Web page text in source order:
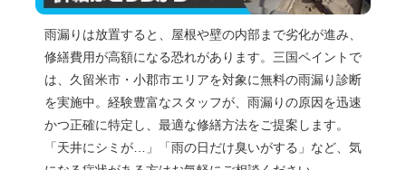
雨漏りは放置すると、屋根や壁の内部まで劣化が進み、
修繕費用が高額になる恐れがあります。三国ペイントで
は、久留米市・小郡市エリアを対象に無料の雨漏り診断
を実施中。経験豊富なスタッフが、雨漏りの原因を迅速
かつ正確に特定し、最適な修繕方法をご提案します。